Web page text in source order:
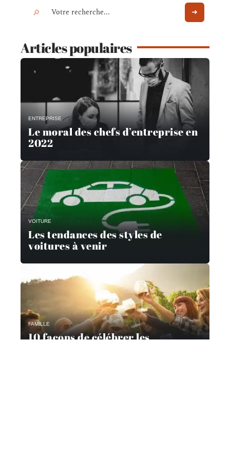
Articles populaires
ENTREPRISE
Le moral des chefs d’entreprise en
2022
VOITURE
Les tendances des styles de
voitures à venir
FAMILLE
10 façons de célébrer les